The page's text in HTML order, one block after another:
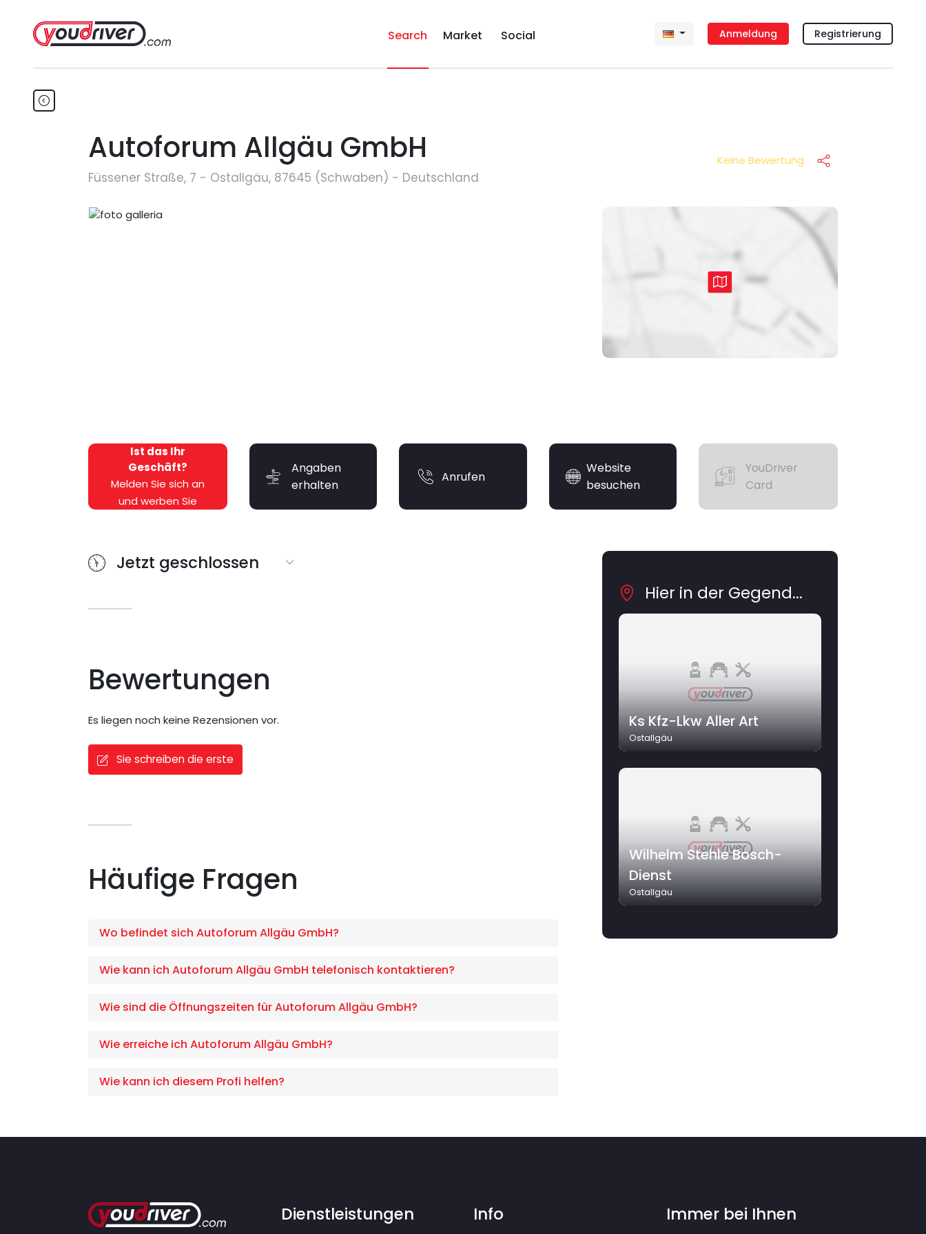
Search Market Social Anmeldung Registrierung
Autoforum Allgäu GmbH
Füssener Straße, 7 - Ostallgäu, 87645 (Schwaben) - Deutschland
Keine Bewertung
Ist das Ihr
Geschäft?
Melden Sie sich an
und werben Sie
Angaben
erhalten
Anrufen
Website
besuchen
YouDriver
Card
Jetzt geschlossen
Bewertungen
Es liegen noch keine Rezensionen vor.
Sie schreiben die erste
Häufige Fragen
Wo befindet sich Autoforum Allgäu GmbH?
Wie kann ich Autoforum Allgäu GmbH telefonisch kontaktieren?
Wie sind die Öffnungszeiten für Autoforum Allgäu GmbH?
Wie erreiche ich Autoforum Allgäu GmbH?
Wie kann ich diesem Profi helfen?
Hier in der Gegend...
Ks Kfz-Lkw Aller Art
Ostallgäu
Wilhelm Stehle Bosch-
Dienst
Ostallgäu
Dienstleistungen Info Immer bei Ihnen